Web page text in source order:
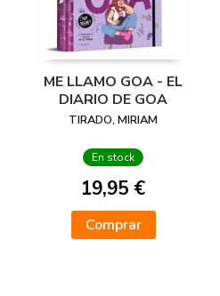
ME LLAMO GOA - EL
DIARIO DE GOA
TIRADO, MIRIAM
En stock
19,95 €
Comprar